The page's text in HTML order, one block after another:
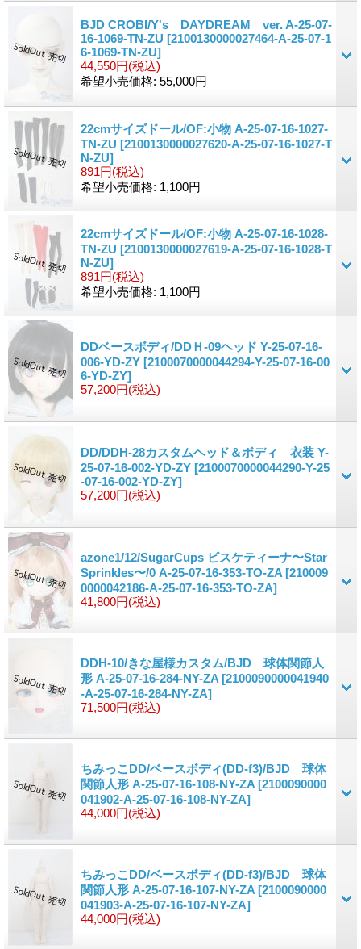
BJD CROBI/Y's DAYDREAM ver. A-25-07-
16-1069-TN-ZU [2100130000027464-A-25-07-1
6-1069-TN-ZU]
44,550円(税込)
希望小売価格: 55,000円
22cmサイズドール/OF:小物 A-25-07-16-1027-
TN-ZU [2100130000027620-A-25-07-16-1027-T
N-ZU]
891円(税込)
希望小売価格: 1,100円
22cmサイズドール/OF:小物 A-25-07-16-1028-
TN-ZU [2100130000027619-A-25-07-16-1028-T
N-ZU]
891円(税込)
希望小売価格: 1,100円
DDベースボディ/DDＨ-09ヘッド Y-25-07-16-
006-YD-ZY [2100070000044294-Y-25-07-16-00
6-YD-ZY]
57,200円(税込)
DD/DDH-28カスタムヘッド＆ボディ 衣装 Y-
25-07-16-002-YD-ZY [2100070000044290-Y-25
-07-16-002-YD-ZY]
57,200円(税込)
azone1/12/SugarCups ビスケティーナ〜Star
Sprinkles〜/0 A-25-07-16-353-TO-ZA [210009
0000042186-A-25-07-16-353-TO-ZA]
41,800円(税込)
DDH-10/きな屋様カスタム/BJD 球体関節人
形 A-25-07-16-284-NY-ZA [2100090000041940
-A-25-07-16-284-NY-ZA]
71,500円(税込)
ちみっこDD/ベースボディ(DD-f3)/BJD 球体
関節人形 A-25-07-16-108-NY-ZA [2100090000
041902-A-25-07-16-108-NY-ZA]
44,000円(税込)
ちみっこDD/ベースボディ(DD-f3)/BJD 球体
関節人形 A-25-07-16-107-NY-ZA [2100090000
041903-A-25-07-16-107-NY-ZA]
44,000円(税込)